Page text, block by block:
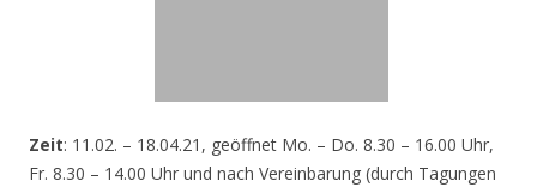
Zeit: 11.02. – 18.04.21, geöffnet Mo. – Do. 8.30 – 16.00 Uhr,
Fr. 8.30 – 14.00 Uhr und nach Vereinbarung (durch Tagungen